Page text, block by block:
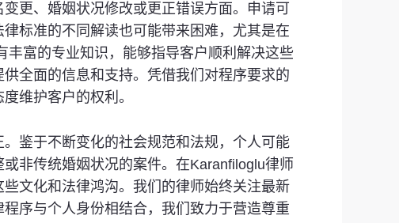
更、婚姻状况修改或更正错误方面。申请可
标准的不同解读也可能带来困难，尤其是在
富的专业知识，能够指导客户顺利解决这些
全面的信息和支持。凭借我们对程序要求的
维护客户的权利。
鉴于不断变化的社会规范和法规，个人可能
非传统婚姻状况的案件。在Karanfiloglu律师
文化和法律鸿沟。我们的律师始终关注最新
序与个人身份相结合，我们致力于营造尊重